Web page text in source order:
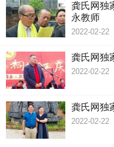
龚氏网独
永教师
2022-02-22
龚氏网独
2022-02-22
龚氏网独
2022-02-22